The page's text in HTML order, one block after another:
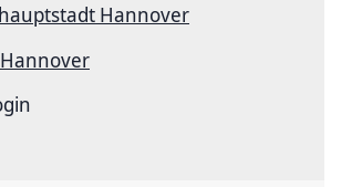
Hannover